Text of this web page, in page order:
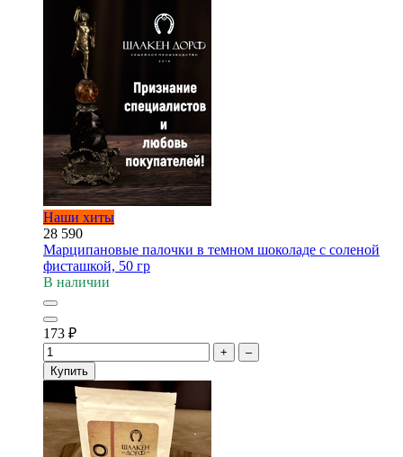
Наши хиты
28 590
Марципановые палочки в темном шоколаде с соленой
фисташкой, 50 гр
В наличии
173 ₽
+
–
Купить